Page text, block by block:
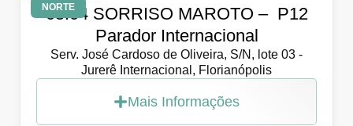
NORTE
05.04 SORRISO MAROTO – P12
Parador Internacional
Serv. José Cardoso de Oliveira, S/N, lote 03 -
Jurerê Internacional, Florianópolis
Mais Informações